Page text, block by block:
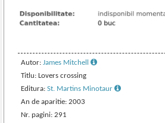
Autor: James Mitchell
Titlu: Lovers crossing
Editura:St. Martins Minotaur
An de aparitie: 2003
Nr. pagini: 291